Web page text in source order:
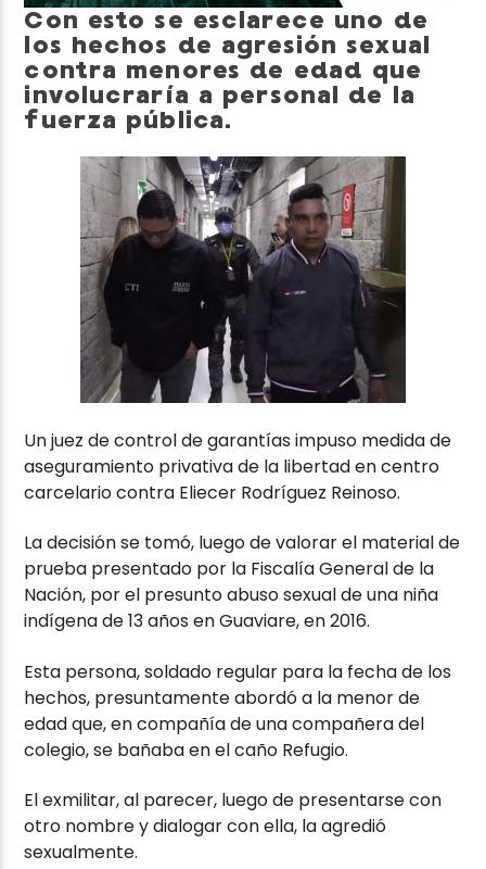
Con esto se esclarece uno de
los hechos de agresión sexual
contra menores de edad que
involucraría a personal de la
fuerza pública.
Un juez de control de garantías impuso medida de
aseguramiento privativa de la libertad en centro
carcelario contra Eliecer Rodríguez Reinoso.
La decisión se tomó, luego de valorar el material de
prueba presentado por la Fiscalía General de la
Nación, por el presunto abuso sexual de una niña
indígena de 13 años en Guaviare, en 2016.
Esta persona, soldado regular para la fecha de los
hechos, presuntamente abordó a la menor de
edad que, en compañía de una compañera del
colegio, se bañaba en el caño Refugio.
El exmilitar, al parecer, luego de presentarse con
otro nombre y dialogar con ella, la agredió
sexualmente.